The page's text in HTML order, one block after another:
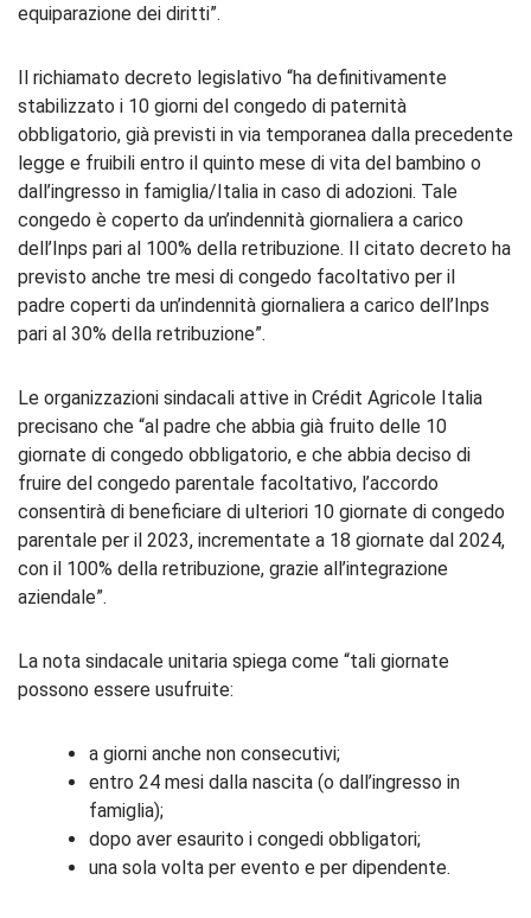
equiparazione dei diritti”.
Il richiamato decreto legislativo “ha definitivamente
stabilizzato i 10 giorni del congedo di paternità
obbligatorio, già previsti in via temporanea dalla precedente
legge e fruibili entro il quinto mese di vita del bambino o
dall’ingresso in famiglia/Italia in caso di adozioni. Tale
congedo è coperto da un’indennità giornaliera a carico
dell’Inps pari al 100% della retribuzione. Il citato decreto ha
previsto anche tre mesi di congedo facoltativo per il
padre coperti da un’indennità giornaliera a carico dell’Inps
pari al 30% della retribuzione”.
Le organizzazioni sindacali attive in Crédit Agricole Italia
precisano che “al padre che abbia già fruito delle 10
giornate di congedo obbligatorio, e che abbia deciso di
fruire del congedo parentale facoltativo, l’accordo
consentirà di beneficiare di ulteriori 10 giornate di congedo
parentale per il 2023, incrementate a 18 giornate dal 2024,
con il 100% della retribuzione, grazie all’integrazione
aziendale”.
La nota sindacale unitaria spiega come “tali giornate
possono essere usufruite:
a giorni anche non consecutivi;
entro 24 mesi dalla nascita (o dall’ingresso in
famiglia);
dopo aver esaurito i congedi obbligatori;
una sola volta per evento e per dipendente.